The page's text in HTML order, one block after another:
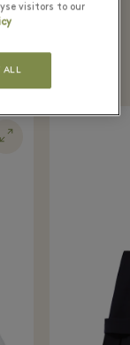
Shopping
visitors to our
ALL